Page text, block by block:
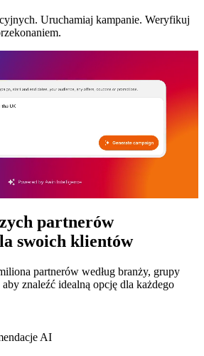
Uruchamiaj kampanie. Weryfikuj
partnerów
swoich klientów
partnerów według branży, grupy
znaleźć idealną opcję dla każdego
AI